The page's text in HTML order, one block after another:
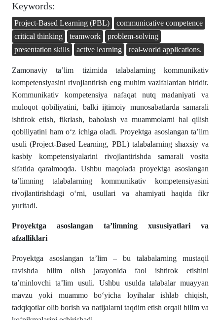
Keywords:
Project-Based Learning (PBL)
communicative competence
critical thinking
teamwork
problem-solving
presentation skills
active learning real-world applications.
Zamonaviy ta’lim tizimida talabalarning kommunikativ
kompetensiyasini rivojlantirish eng muhim vazifalardan biridir.
Kommunikativ kompetensiya nafaqat nutq madaniyati va
muloqot qobiliyatini, balki ijtimoiy munosabatlarda samarali
ishtirok etish, fikrlash, baholash va muammolarni hal qilish
qobiliyatini ham o‘z ichiga oladi. Proyektga asoslangan ta’lim
usuli (Project-Based Learning, PBL) talabalarning shaxsiy va
kasbiy kompetensiyalarini rivojlantirishda samarali vosita
sifatida qaralmoqda. Ushbu maqolada proyektga asoslangan
ta’limning talabalarning kommunikativ kompetensiyasini
rivojlantirishdagi o‘rni, usullari va ahamiyati haqida fikr
yuritadi.
Proyektga asoslangan ta’limning xususiyatlari va
afzalliklari
Proyektga asoslangan ta’lim – bu talabalarning mustaqil
ravishda bilim olish jarayonida faol ishtirok etishini
ta’minlovchi ta’lim usuli. Ushbu usulda talabalar muayyan
mavzu yoki muammo bo‘yicha loyihalar ishlab chiqish,
tadqiqotlar olib borish va natijalarni taqdim etish orqali bilim va